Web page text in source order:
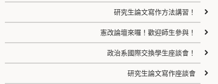
研究生論文寫作方法講習！
憲改論壇來囉！歡迎師生參與！
政治系國際交換學生座談會！
研究生論文寫作座談會